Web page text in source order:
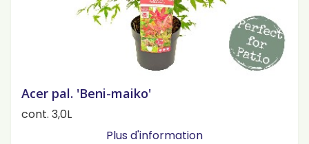
Acer pal. 'Beni-maiko'
cont. 3,0L
Plus d'information